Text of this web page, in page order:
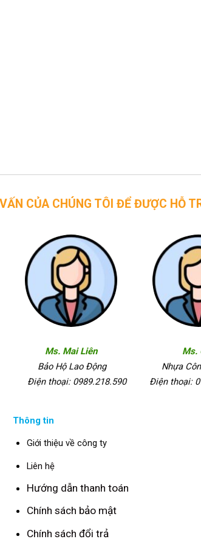
TÔI ĐỂ ĐƯỢC HỖ TRỢ
Ms. Mai Liên
Bảo Hộ Lao Động
Điện thoại: 0989.218.590
Ms.
Nhựa
Điện thoại:
Thông tin
Giới thiệu về công ty
Liên hệ
Hướng dẫn thanh toán
Chính sách bảo mật
Chính sách đổi trả